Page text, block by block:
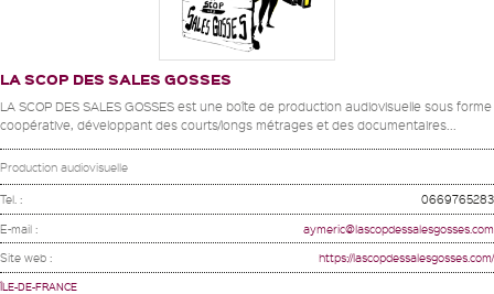
LA SCOP DES SALES GOSSES
LA SCOP DES SALES GOSSES est une boîte de production audiovisuelle sous forme
coopérative, développant des courts/longs métrages et des documentaires...
Production audiovisuelle
Tel. : 0669765283
E-mail : aymeric@lascopdessalesgosses.com
Site web : https://lascopdessalesgosses.com/
ÎLE-DE-FRANCE